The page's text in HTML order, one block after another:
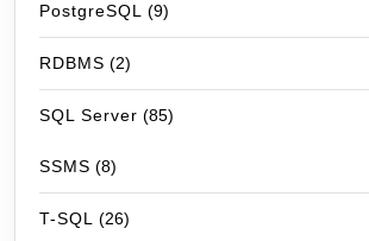
PostgreSQL (9)
RDBMS (2)
SQL Server (85)
SSMS (8)
T-SQL (26)